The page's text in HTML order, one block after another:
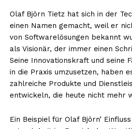
Olaf Björn Tietz hat sich in der
einen Namen gemacht, weil er
von Softwarelösungen bekannt
als Visionär, der immer einen
Seine Innovationskraft und seine
in die Praxis umzusetzen, haben
zahlreiche Produkte und
entwickeln, die heute nicht mehr
Ein Beispiel für Olaf Björn’